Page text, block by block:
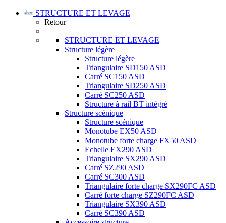
STRUCTURE ET LEVAGE
Retour
STRUCTURE ET LEVAGE
Structure légère
Structure légère
Triangulaire SD150 ASD
Carré SC150 ASD
Triangulaire SD250 ASD
Carré SC250 ASD
Structure à rail BT intégré
Structure scénique
Structure scénique
Monotube EX50 ASD
Monotube forte charge FX50 ASD
Echelle EX290 ASD
Triangulaire SX290 ASD
Carré SZ290 ASD
Carré SC300 ASD
Triangulaire forte charge SX290FC ASD
Carré forte charge SZ290FC ASD
Triangulaire SX390 ASD
Carré SC390 ASD